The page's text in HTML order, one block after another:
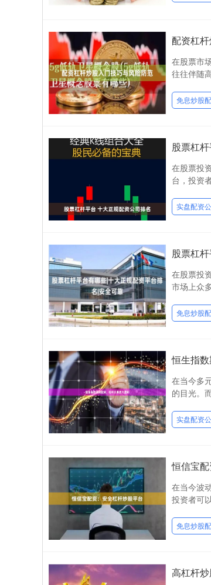
配资杠
在股票市
往往伴随
免息炒股
股票杠
在股票投
台，投资
实盘配资
股票杠
在股票投
市场上众
免息炒股
恒生指
在当今多
的目光。
实盘配资
恒信宝
在当今波
投资者可
免息炒股
高杠杆